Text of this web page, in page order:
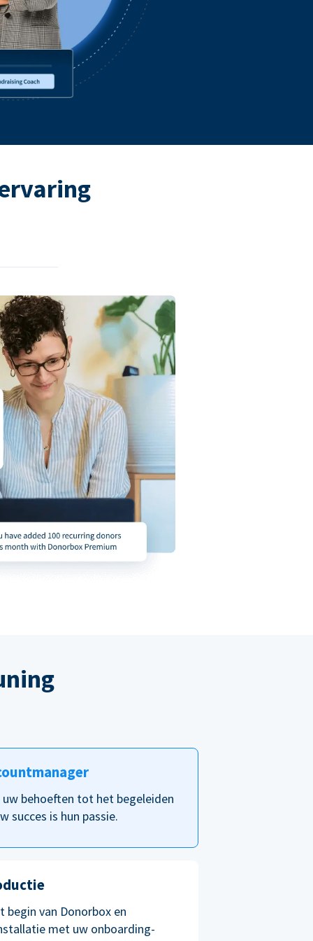
uw behoeften tot het begeleiden
succes is hun passie.
van Donorbox en
met uw onboarding-